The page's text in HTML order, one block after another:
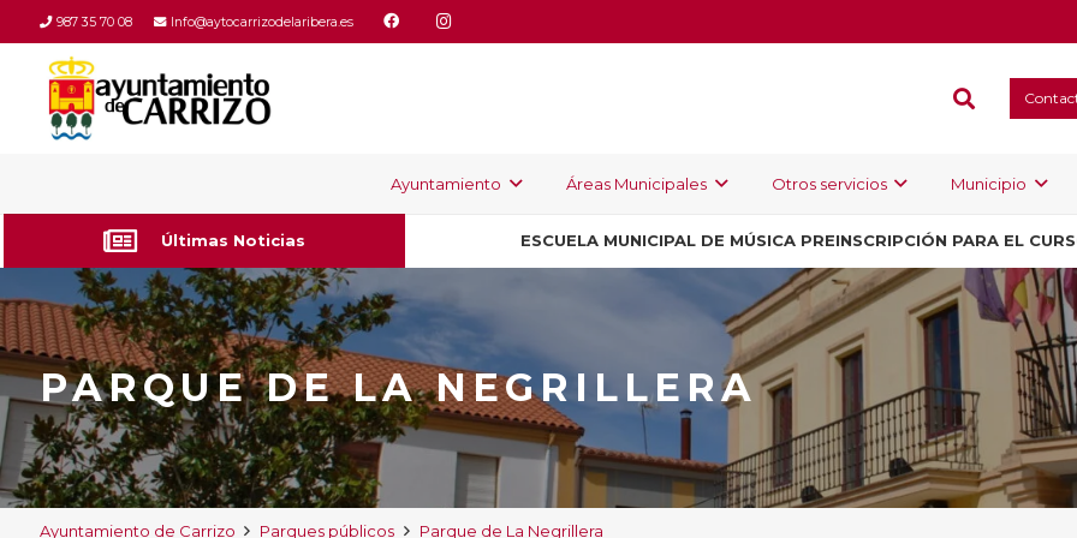
987 35 70 08 Info@aytocarrizodelaribera.es
Ayuntamiento Áreas Municipales Otros servicios Municipio
Últimas Noticias ESCUELA MUNICIPAL DE MÚSICA PREINSCRIPCIÓN PARA EL
PARQUE DE LA NEGRILLERA
Ayuntamiento de Carrizo Parques públicos Parque de La Negrillera